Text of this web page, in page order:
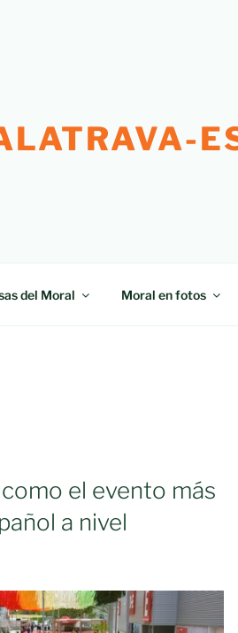
del Moral Moral en fotos
el evento más
a nivel